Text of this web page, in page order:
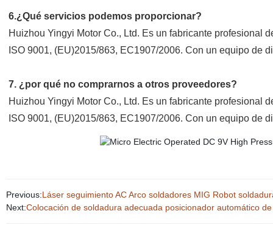
6.¿Qué servicios podemos proporcionar?
Huizhou Yingyi Motor Co., Ltd. Es un fabricante profesional
ISO 9001, (EU)2015/863, EC1907/2006. Con un equipo de
7. ¿por qué no comprarnos a otros proveedores?
Huizhou Yingyi Motor Co., Ltd. Es un fabricante profesional
ISO 9001, (EU)2015/863, EC1907/2006. Con un equipo de
Previous:Láser seguimiento AC Arco soldadores MIG Robot
Next:Colocación de soldadura adecuada posicionador automático